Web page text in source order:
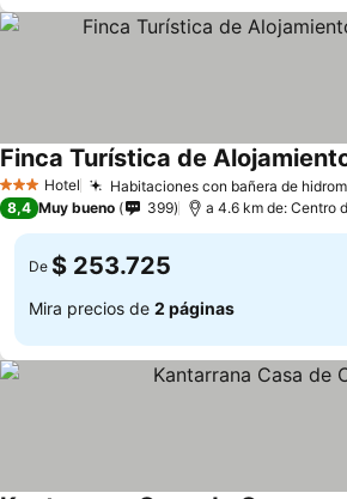
3 Estrellas
Hotel Habitaciones con bañera de
Finca Turística de
8,4 Muy bueno 399 a 4.6 km de: Centro
De $ 253.725
Mira precios de 2 páginas